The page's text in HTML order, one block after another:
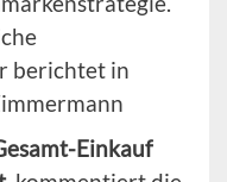
berichtet in
Einkauf